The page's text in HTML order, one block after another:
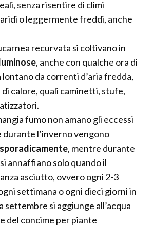
senza risentire di climi
o leggermente freddi, anche
recurvata si coltivano in
, anche con qualche ora di
lontano da correnti d’aria fredda,
calore, quali caminetti, stufe,
fumo non amano gli eccessi
l’inverno vengono
, mentre durante
annaffiano solo quando il
asciutto, ovvero ogni 2-3
settimana o ogni dieci giorni in
settembre si aggiunge all’acqua
del concime per piante